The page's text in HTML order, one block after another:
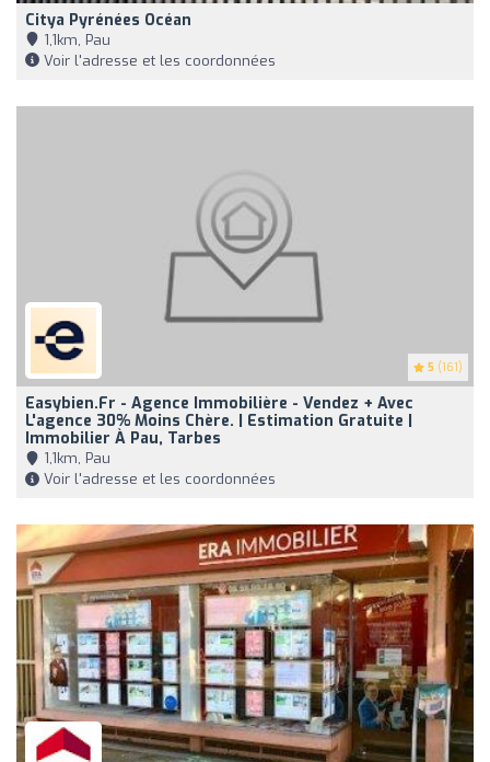
Citya Pyrénées Océan
1,1km, Pau
Voir l'adresse et les coordonnées
5 (161)
Easybien.fr - Agence Immobilière - Vendez + Avec
L'agence 30% Moins Chère. | Estimation Gratuite |
Immobilier À Pau, Tarbes
1,1km, Pau
Voir l'adresse et les coordonnées